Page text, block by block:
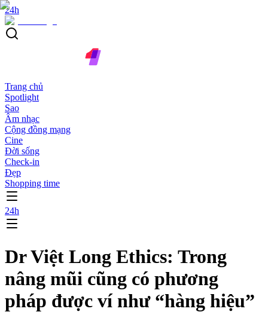
24h
Trang chủ
Spotlight
Sao
Âm nhạc
Cộng đồng mạng
Cine
Đời sống
Check-in
Đẹp
Shopping time
24h
Dr Việt Long Ethics: Trong
nâng mũi cũng có phương
pháp được ví như “hàng hiệu”